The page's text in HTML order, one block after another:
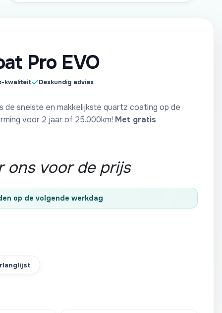
Pro EVO
kwaliteit Deskundig advies
de snelste en makkelijkste quartz coating op de
voor 2 jaar of 25.000km! Met gratis
ons voor de prijs
op de volgende werkdag